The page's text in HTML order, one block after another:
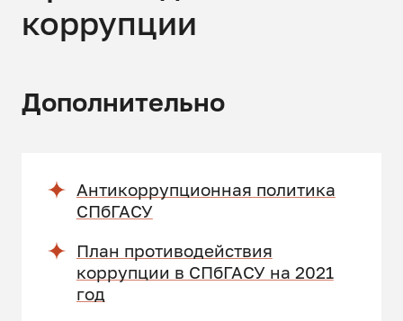
коррупции
Дополнительно
Антикоррупционная политика
СПбГАСУ
План противодействия
коррупции в СПбГАСУ на 2021
год